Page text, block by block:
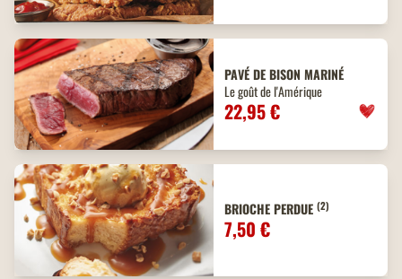
PAVÉ DE BISON MARINÉ
Le goût de l'Amérique
22,95 €
BRIOCHE PERDUE (2)
7,50 €